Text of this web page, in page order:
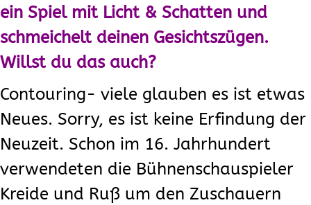
ein Spiel mit Licht & Schatten und
schmeichelt deinen Gesichtszügen.
Willst du das auch?
Contouring- viele glauben es ist etwas
Neues. Sorry, es ist keine Erfindung der
Neuzeit. Schon im 16. Jahrhundert
verwendeten die Bühnenschauspieler
Kreide und Ruß um den Zuschauern